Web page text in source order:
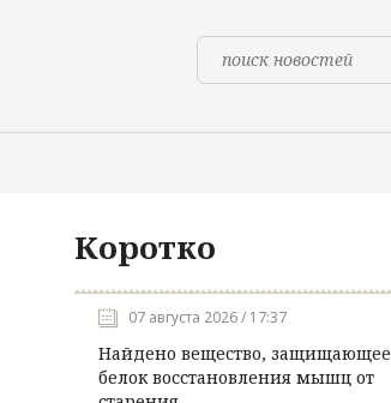
Коротко
07 августа 2026 / 17:37
Найдено вещество, защищающее
белок восстановления мышц от